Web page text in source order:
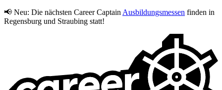
📢 Neu: Die nächsten Career Captain Ausbildungsmessen finden in
Regensburg und Straubing statt!